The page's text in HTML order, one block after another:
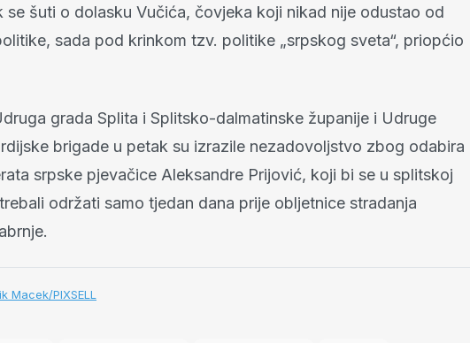
se šuti o dolasku Vučića, čovjeka koji nikad nije odustao od
sada pod krinkom tzv. politike „srpskog sveta“, priopćio
grada Splita i Splitsko-dalmatinske županije i Udruge
brigade u petak su izrazile nezadovoljstvo zbog odabira
srpske pjevačice Aleksandre Prijović, koji bi se u splitskoj
održati samo tjedan dana prije obljetnice stradanja
Macek/PIXSELL